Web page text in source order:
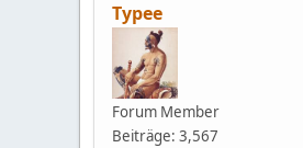
Typee
Forum Member
Beiträge: 3,567